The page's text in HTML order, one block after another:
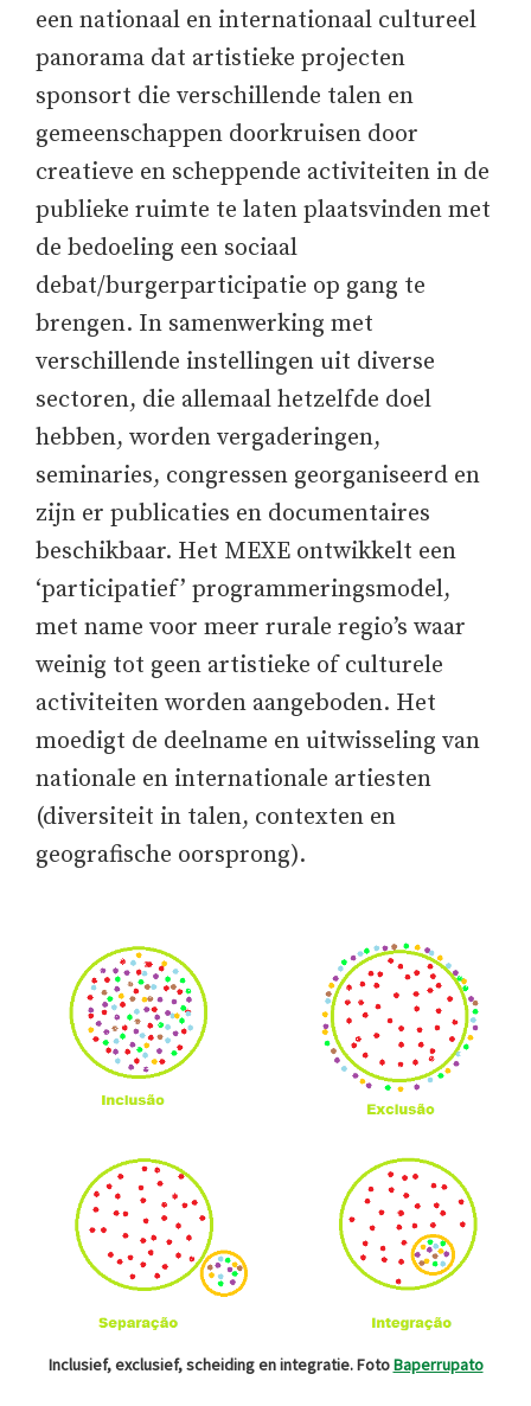
een nationaal en internationaal cultureel
panorama dat artistieke projecten
sponsort die verschillende talen en
gemeenschappen doorkruisen door
creatieve en scheppende activiteiten in de
publieke ruimte te laten plaatsvinden met
de bedoeling een sociaal
debat/burgerparticipatie op gang te
brengen. In samenwerking met
verschillende instellingen uit diverse
sectoren, die allemaal hetzelfde doel
hebben, worden vergaderingen,
seminaries, congressen georganiseerd en
zijn er publicaties en documentaires
beschikbaar. Het MEXE ontwikkelt een
‘participatief’ programmeringsmodel,
met name voor meer rurale regio’s waar
weinig tot geen artistieke of culturele
activiteiten worden aangeboden. Het
moedigt de deelname en uitwisseling van
nationale en internationale artiesten
(diversiteit in talen, contexten en
geografische oorsprong).
Inclusief, exclusief, scheiding en integratie. FotoBaperrupato